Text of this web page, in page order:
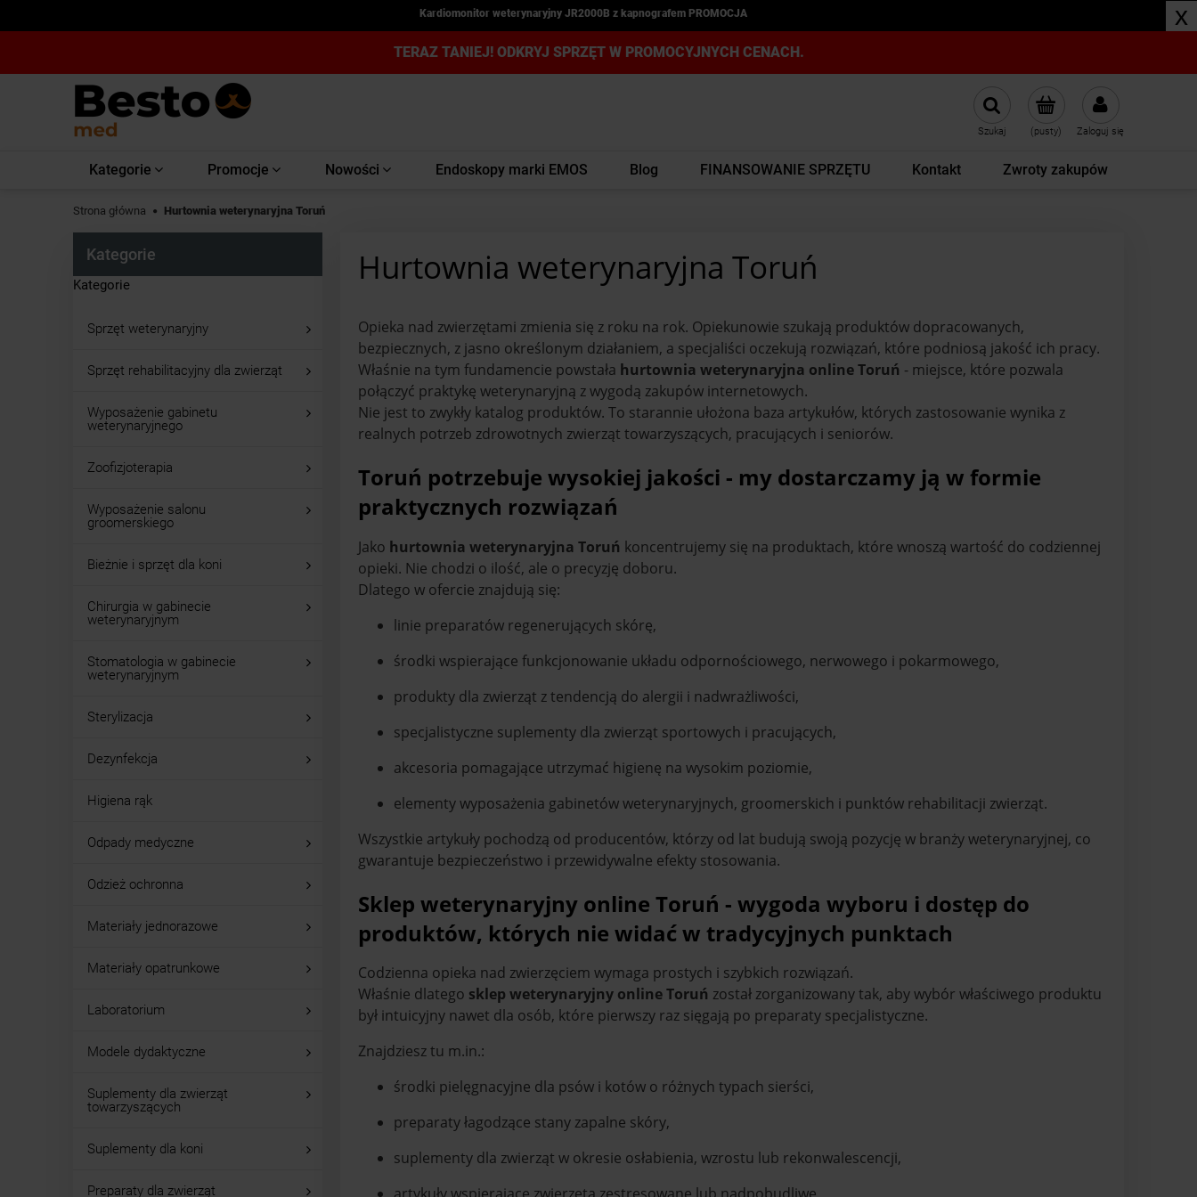
Kardiomonitor weterynaryjny JR2000B z kapnografem PROMOCJA x
TERAZ TANIEJ! ODKRYJ SPRZĘT W PROMOCYJNYCH CENACH.
(pusty) Zaloguj się
Szukaj
Kategorie Promocje Nowości Endoskopy marki EMOS Blog FINANSOWANIE SPRZĘTU Kontakt Zwroty zakupów
Strona główna Hurtownia weterynaryjna Toruń
Kategorie
Kategorie
Sprzęt weterynaryjny
Sprzęt rehabilitacyjny dla zwierząt
Wyposażenie gabinetu
weterynaryjnego
Zoofizjoterapia
Wyposażenie salonu
groomerskiego
Bieżnie i sprzęt dla koni
Chirurgia w gabinecie
weterynaryjnym
Stomatologia w gabinecie
weterynaryjnym
Sterylizacja
Dezynfekcja
Higiena rąk
Odpady medyczne
Odzież ochronna
Materiały jednorazowe
Materiały opatrunkowe
Laboratorium
Modele dydaktyczne
Suplementy dla zwierząt
towarzyszących
Suplementy dla koni
Preparaty dla zwierząt
Hurtownia weterynaryjna Toruń
Opieka nad zwierzętami zmienia się z roku na rok. Opiekunowie szukają produktów dopracowanych,
bezpiecznych, z jasno określonym działaniem, a specjaliści oczekują rozwiązań, które podniosą jakość ich pracy.
Właśnie na tym fundamencie powstała hurtownia weterynaryjna online Toruń - miejsce, które pozwala
połączyć praktykę weterynaryjną z wygodą zakupów internetowych.
Nie jest to zwykły katalog produktów. To starannie ułożona baza artykułów, których zastosowanie wynika z
realnych potrzeb zdrowotnych zwierząt towarzyszących, pracujących i seniorów.
Toruń potrzebuje wysokiej jakości - my dostarczamy ją w formie
praktycznych rozwiązań
Jako hurtownia weterynaryjna Toruń koncentrujemy się na produktach, które wnoszą wartość do codziennej
opieki. Nie chodzi o ilość, ale o precyzję doboru.
Dlatego w ofercie znajdują się:
linie preparatów regenerujących skórę,
środki wspierające funkcjonowanie układu odpornościowego, nerwowego i pokarmowego,
produkty dla zwierząt z tendencją do alergii i nadwrażliwości,
specjalistyczne suplementy dla zwierząt sportowych i pracujących,
akcesoria pomagające utrzymać higienę na wysokim poziomie,
elementy wyposażenia gabinetów weterynaryjnych, groomerskich i punktów rehabilitacji zwierząt.
Wszystkie artykuły pochodzą od producentów, którzy od lat budują swoją pozycję w branży weterynaryjnej, co
gwarantuje bezpieczeństwo i przewidywalne efekty stosowania.
Sklep weterynaryjny online Toruń - wygoda wyboru i dostęp do
produktów, których nie widać w tradycyjnych punktach
Codzienna opieka nad zwierzęciem wymaga prostych i szybkich rozwiązań.
Właśnie dlatego sklep weterynaryjny online Toruń został zorganizowany tak, aby wybór właściwego produktu
był intuicyjny nawet dla osób, które pierwszy raz sięgają po preparaty specjalistyczne.
Znajdziesz tu m.in.:
środki pielęgnacyjne dla psów i kotów o różnych typach sierści,
preparaty łagodzące stany zapalne skóry,
suplementy dla zwierząt w okresie osłabienia, wzrostu lub rekonwalescencji,